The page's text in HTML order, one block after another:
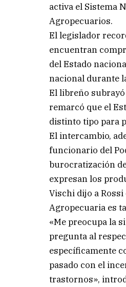
activa el Sistema
Agropecuarios.
El legislador
encuentran
del Estado
nacional durante
El libreño
remarcó que el
distinto tipo para
El intercambio,
funcionario del
burocratización
expresan los
Vischi dijo a
Agropecuaria es
«Me preocupa la
pregunta al
específicamente
pasado con el
trastornos»,